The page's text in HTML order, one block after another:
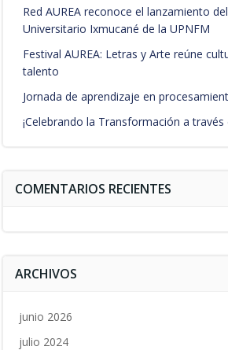
Red AUREA reconoce el lanzamiento
Universitario Ixmucané de la UPNFM
Festival AUREA: Letras y Arte reúne
talento
Jornada de aprendizaje en
¡Celebrando la Transformación a través
COMENTARIOS RECIENTES
ARCHIVOS
junio 2026
julio 2024